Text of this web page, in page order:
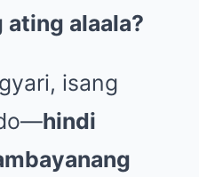
ating alaala?
isang
hindi